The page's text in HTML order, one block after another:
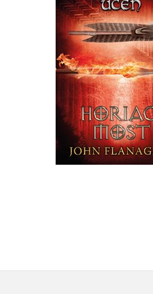
most
John
Do košíka
13,59 €